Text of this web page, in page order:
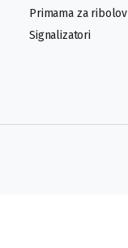
Primama za ribolov
Signalizatori